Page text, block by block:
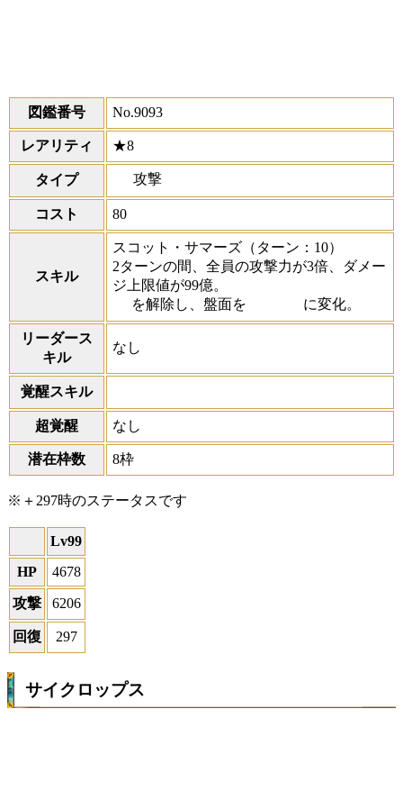
図鑑番号 No.9093
レアリティ ★8
タイプ 攻撃
コスト 80
スキル
スコット・サマーズ （ターン：10）
2ターンの間、全員の攻撃力が3倍、ダメー
ジ上限値が99億。
を解除し、盤面を
に変化。
リーダース
キル
なし
覚醒スキル
超覚醒 なし
潜在枠数 8枠
※＋297時のステータスです
Lv99
HP
4678
攻撃 6206
回復 297
サイクロップス